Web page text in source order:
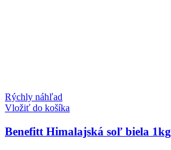
Rýchly náhľad
Vložiť do košíka
Benefitt Himalajská soľ biela 1kg